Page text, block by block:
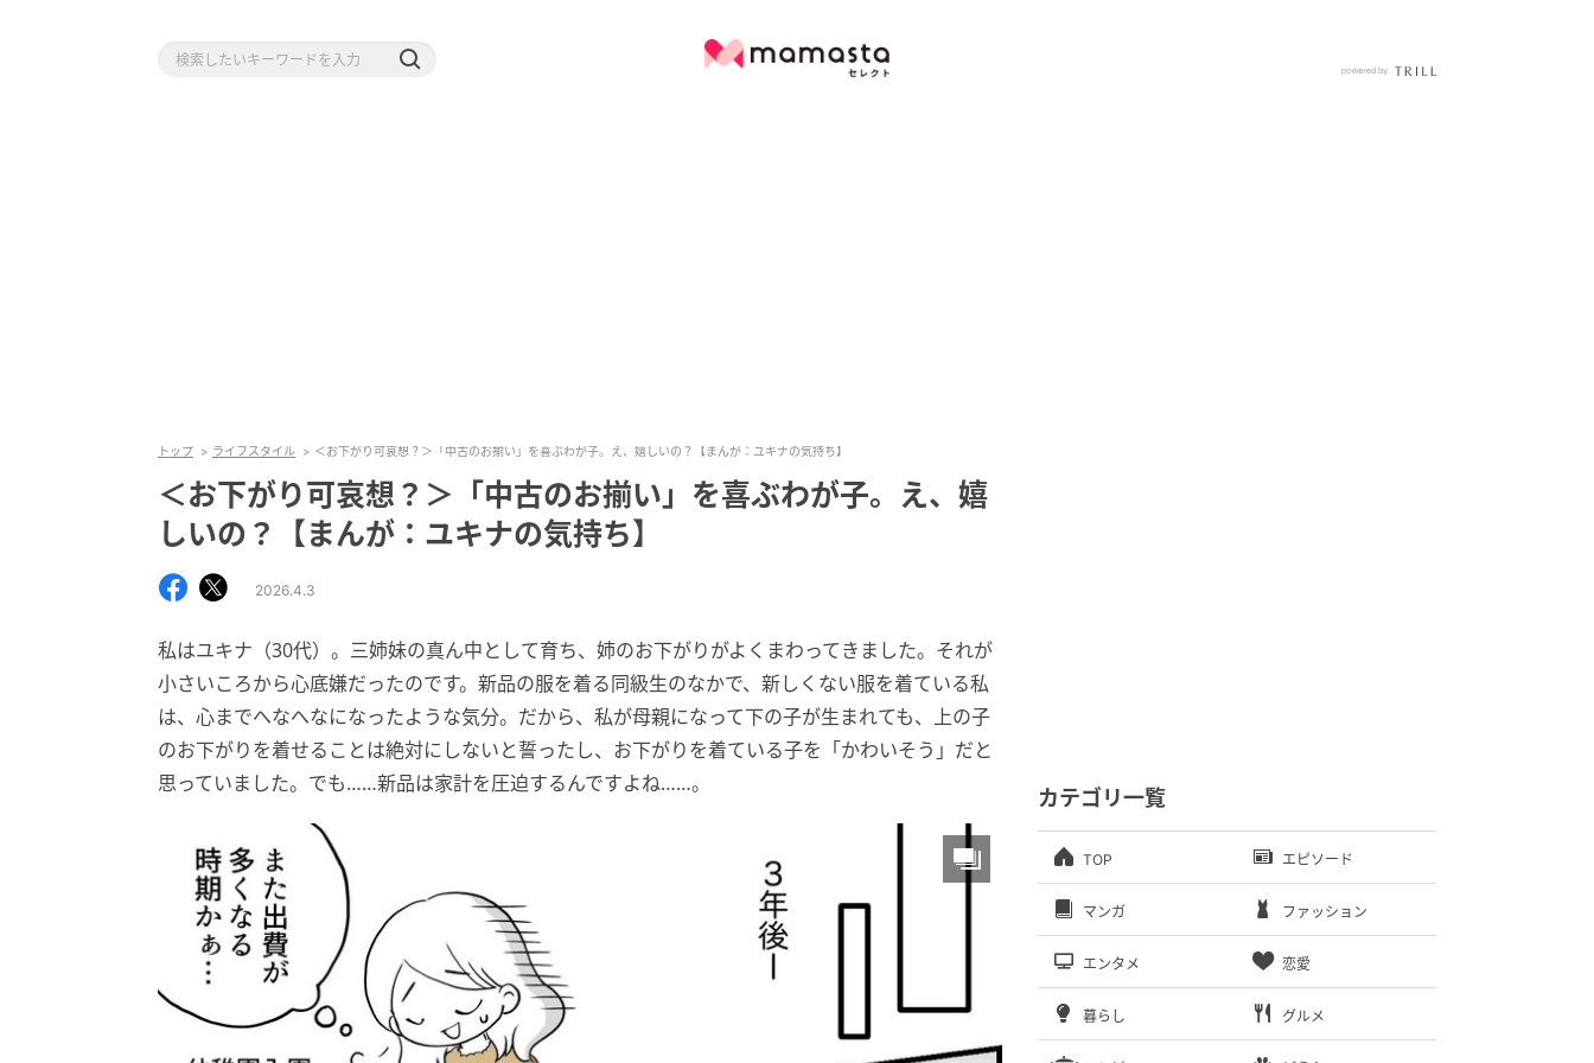
トップ ライフスタイル ＜お下がり可哀想？＞「中古のお揃い」を喜ぶわが子。え、嬉しいの？【まんが：ユキナの気持ち】
＜お下がり可哀想？＞「中古のお揃い」を喜ぶわが子。え、嬉
しいの？【まんが：ユキナの気持ち】
2026.4.3
私はユキナ（30代）。三姉妹の真ん中として育ち、姉のお下がりがよくまわってきました。それが
小さいころから心底嫌だったのです。新品の服を着る同級生のなかで、新しくない服を着ている私
は、心までへなへなになったような気分。だから、私が母親になって下の子が生まれても、上の子
のお下がりを着せることは絶対にしないと誓ったし、お下がりを着ている子を「かわいそう」だと
思っていました。でも……新品は家計を圧迫するんですよね……。
カテゴリ一覧
TOP エピソード
マンガ ファッション
エンタメ 恋愛
暮らし グルメ